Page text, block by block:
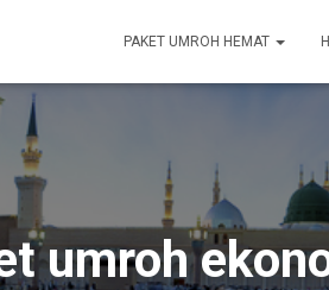
PAKET UMROH HEMAT
umroh